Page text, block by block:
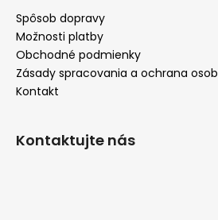
Spôsob dopravy
Možnosti platby
Obchodné podmienky
Zásady spracovania a ochrana
Kontakt
Kontaktujte nás